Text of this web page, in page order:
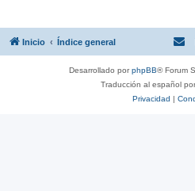
Inicio Índice general
Desarrollado porphpBB® Forum
Traducción al español
Privacidad |